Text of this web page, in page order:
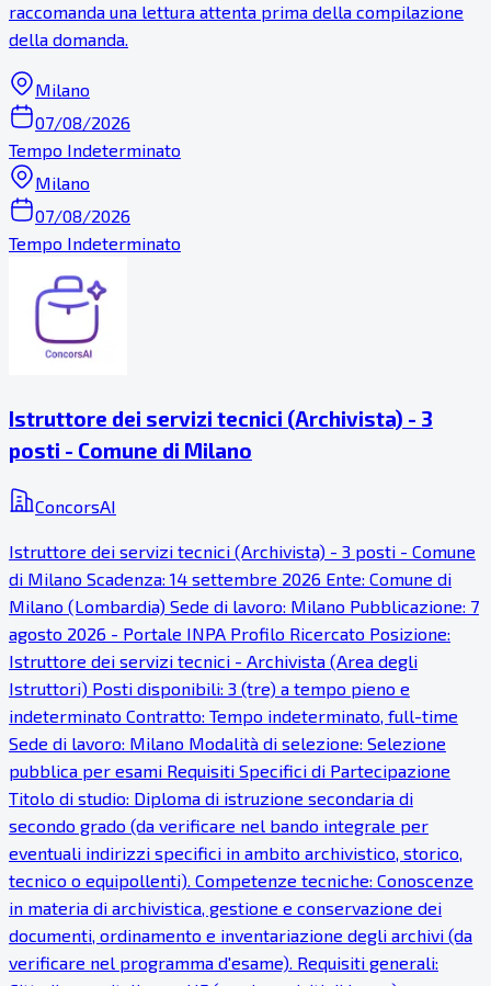
raccomanda una lettura attenta prima della compilazione
della domanda.
Milano
07/08/2026
Tempo Indeterminato
Milano
07/08/2026
Tempo Indeterminato
Istruttore dei servizi tecnici (Archivista) - 3
posti - Comune di Milano
ConcorsAI
Istruttore dei servizi tecnici (Archivista) - 3 posti - Comune
di Milano Scadenza: 14 settembre 2026 Ente: Comune di
Milano (Lombardia) Sede di lavoro: Milano Pubblicazione: 7
agosto 2026 - Portale INPA Profilo Ricercato Posizione:
Istruttore dei servizi tecnici - Archivista (Area degli
Istruttori) Posti disponibili: 3 (tre) a tempo pieno e
indeterminato Contratto: Tempo indeterminato, full-time
Sede di lavoro: Milano Modalità di selezione: Selezione
pubblica per esami Requisiti Specifici di Partecipazione
Titolo di studio: Diploma di istruzione secondaria di
secondo grado (da verificare nel bando integrale per
eventuali indirizzi specifici in ambito archivistico, storico,
tecnico o equipollenti). Competenze tecniche: Conoscenze
in materia di archivistica, gestione e conservazione dei
documenti, ordinamento e inventariazione degli archivi (da
verificare nel programma d'esame). Requisiti generali: